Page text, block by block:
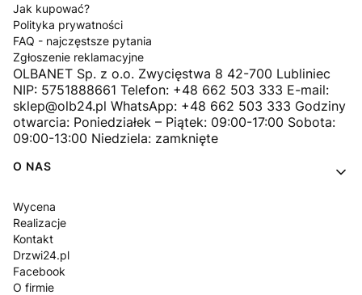
Jak kupować?
Polityka prywatności
FAQ - najczęstsze pytania
Zgłoszenie reklamacyjne
OLBANET Sp. z o.o. Zwycięstwa 8 42-700 Lubliniec
NIP: 5751888661 Telefon: +48 662 503 333 E-mail:
sklep@olb24.pl WhatsApp: +48 662 503 333 Godziny
otwarcia: Poniedziałek – Piątek: 09:00-17:00 Sobota:
09:00-13:00 Niedziela: zamknięte
O NAS
Wycena
Realizacje
Kontakt
Drzwi24.pl
Facebook
O firmie